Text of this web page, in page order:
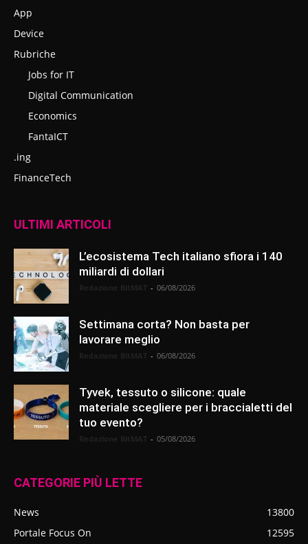
App
Device
Rubriche
Jobs for IT
Digital Communication
Economics
FantaICT
.ing
FinanceTech
ULTIMI ARTICOLI
L’ecosistema Tech italiano sfiora i 140
miliardi di dollari
- 06/08/2026
Settimana corta? Non basta per
lavorare meglio
- 06/08/2026
Tyvek, tessuto o silicone: quale
materiale scegliere per i braccialetti del
tuo evento?
- 05/08/2026
CATEGORIE PIÙ LETTE
News
13800
Portale Focus On
12595